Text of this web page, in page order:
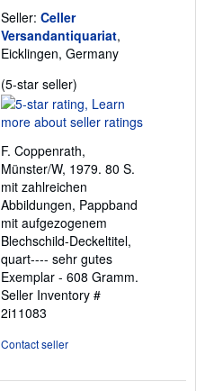
Seller: Celler
Versandantiquariat,
Eicklingen, Germany
(5-star seller)
rating
5
of
5
stars
F. Coppenrath,
Münster/W, 1979. 80 S.
mit zahlreichen
Abbildungen, Pappband
mit aufgezogenem
Blechschild-Deckeltitel,
quart---- sehr gutes
Exemplar - 608 Gramm.
Seller Inventory #
2i11083
Contact seller